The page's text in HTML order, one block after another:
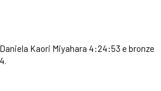
Kaori Miyahara 4:24:53 e bronze